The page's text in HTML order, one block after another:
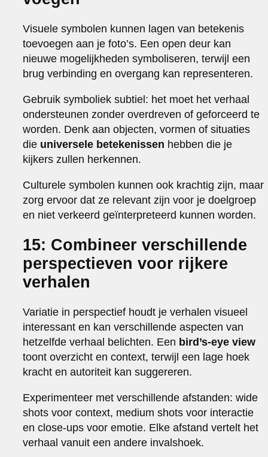
Visuele symbolen kunnen lagen van betekenis
toevoegen aan je foto’s. Een open deur kan
nieuwe mogelijkheden symboliseren, terwijl een
brug verbinding en overgang kan representeren.
Gebruik symboliek subtiel: het moet het verhaal
ondersteunen zonder overdreven of geforceerd te
worden. Denk aan objecten, vormen of situaties
die universele betekenissen hebben die je
kijkers zullen herkennen.
Culturele symbolen kunnen ook krachtig zijn, maar
zorg ervoor dat ze relevant zijn voor je doelgroep
en niet verkeerd geïnterpreteerd kunnen worden.
15: Combineer verschillende
perspectieven voor rijkere
verhalen
Variatie in perspectief houdt je verhalen visueel
interessant en kan verschillende aspecten van
hetzelfde verhaal belichten. Een bird’s-eye view
toont overzicht en context, terwijl een lage hoek
kracht en autoriteit kan suggereren.
Experimenteer met verschillende afstanden: wide
shots voor context, medium shots voor interactie
en close-ups voor emotie. Elke afstand vertelt het
verhaal vanuit een andere invalshoek.